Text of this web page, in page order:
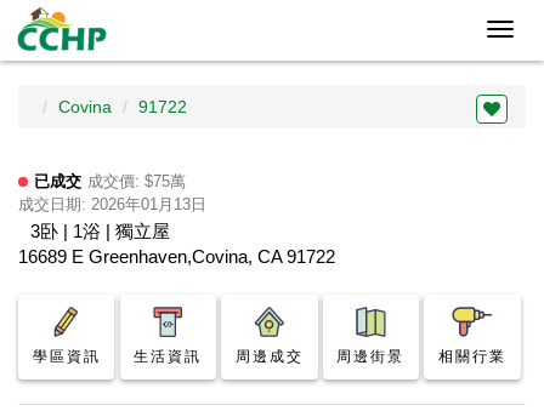
Covina 91722
已成交 成交價: $75萬
成交日期: 2026年01月13日
3卧 | 1浴 | 獨立屋
16689 E Greenhaven,Covina, CA 91722
學區資訊 生活資訊 周邊成交 周邊街景 相關行業